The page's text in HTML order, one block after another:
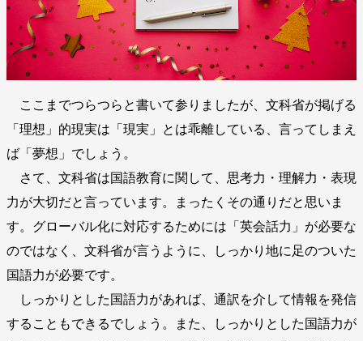
ここまでつらつらと書いて参りましたが、文科省が掲げる
「理想」的現実は「現実」とは乖離している、言ってしまえ
ば「夢想」でしょう。
さて、文科省は国語教育に関して、思考力・理解力・表現
力が大切だと言っています。まったくその通りだと思いま
す。グローバル化に対応するためには「英会話力」が必要な
のではなく、文科省が言うように、しっかり地に足のついた
国語力が必要です。
しっかりとした国語力があれば、通訳を介して情報を発信
することもできるでしょう。また、しっかりとした国語力が